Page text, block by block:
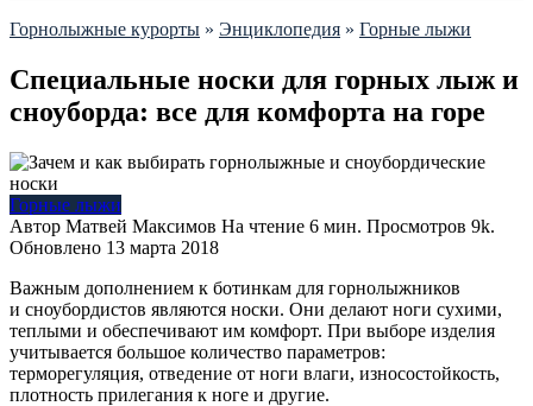
Горнолыжные курорты » Энциклопедия » Горные лыжи
Специальные носки для горных лыж и
сноуборда: все для комфорта на горе
Горные лыжи
Автор Матвей Максимов На чтение 6 мин. Просмотров 9k.
Обновлено 13 марта 2018
Важным дополнением к ботинкам для горнолыжников
и сноубордистов являются носки. Они делают ноги сухими,
теплыми и обеспечивают им комфорт. При выборе изделия
учитывается большое количество параметров:
терморегуляция, отведение от ноги влаги, износостойкость,
плотность прилегания к ноге и другие.